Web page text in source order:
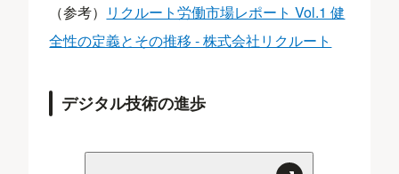
（参考） リクルート労働市場レポート Vol.1 健
全性の定義とその推移 - 株式会社リクルート
デジタル技術の進歩